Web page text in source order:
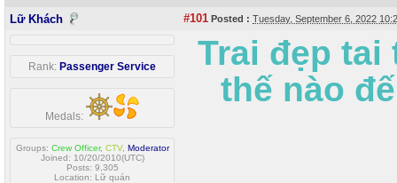
Lữ Khách #101 Posted : Tuesday, September 6, 2022
Rank: Passenger Service
Medals:
Groups: Crew Officer, CTV, Moderator
Joined: 10/20/2010(UTC)
Posts: 9,305
Location: Lữ quán
Trai đẹp
thế nào